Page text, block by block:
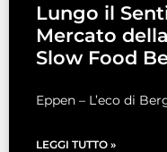
Lungo il
Mercato
Slow Food
Eppen – L’eco di
LEGGI TUTTO »